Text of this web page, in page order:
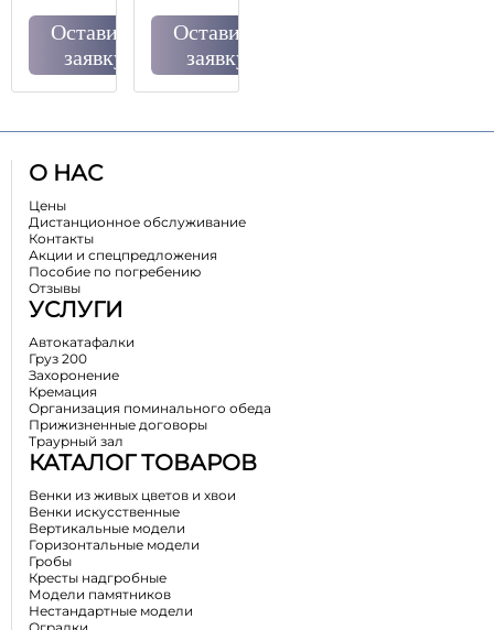
Оставить
заявку
Оставить
заявку
О НАС
Цены
Дистанционное обслуживание
Контакты
Акции и спецпредложения
Пособие по погребению
Отзывы
УСЛУГИ
Автокатафалки
Груз 200
Захоронение
Кремация
Организация поминального обеда
Прижизненные договоры
Траурный зал
КАТАЛОГ ТОВАРОВ
Венки из живых цветов и хвои
Венки искусственные
Вертикальные модели
Горизонтальные модели
Гробы
Кресты надгробные
Модели памятников
Нестандартные модели